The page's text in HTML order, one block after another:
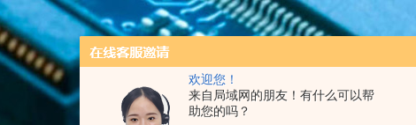
欢迎您！
来自局域网的朋友！有什么可以帮
助您的吗？